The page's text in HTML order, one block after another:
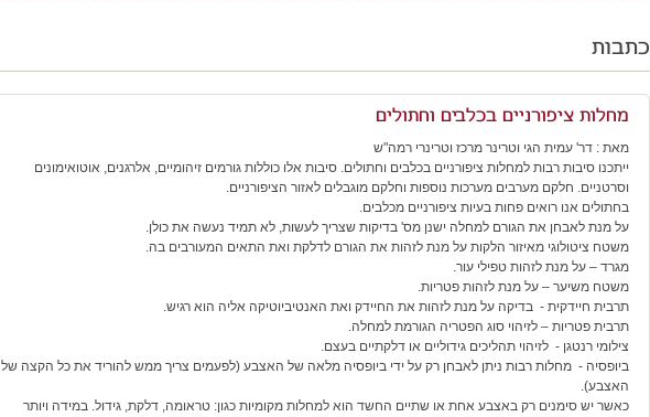
כתבות
מחלות ציפורניים בכלבים וחתולים
מאת : דר' עמית הגי וטרינר מרכז וטרינרי רמה"ש
ייתכנו סיבות רבות למחלות ציפורניים בכלבים וחתולים. סיבות אלו כוללות גורמים זיהומיים, אלרגנים, אוטואימונים
וסרטניים. חלקם מערבים מערכות נוספות וחלקם מוגבלים לאזור הציפורניים.
בחתולים אנו רואים פחות בעיות ציפורניים מכלבים.
על מנת לאבחן את הגורם למחלה ישנן מס' בדיקות שצריך לעשות, לא תמיד נעשה את כולן.
משטח ציטולוגי מאיזור הלקות על מנת לזהות את הגורם לדלקת ואת התאים המעורבים בה.
מגרד – על מנת לזהות טפילי עור.
משטח משיער – על מנת לזהות פטריות.
תרבית חיידקית - בדיקה על מנת לזהות את החיידק ואת האנטיביוטיקה אליה הוא רגיש.
תרבית פטריות – לזיהוי סוג הפטריה הגורמת למחלה.
צילומי רנטגן - לזיהוי תהליכים גידוליים או דלקתיים בעצם.
ביופסיה - מחלות רבות ניתן לאבחן רק על ידי ביופסיה מלאה של האצבע (לפעמים צריך ממש להוריד את כל הקצה של
האצבע).
כאשר יש סימנים רק באצבע אחת או שתיים החשד הוא למחלות מקומיות כגון: טראומה, דלקת, גידול. במידה ויותר